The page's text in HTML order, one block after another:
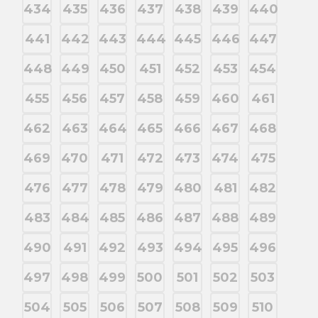
434 435 436 437 438 439
440
441
442 443 444 445 446
447
448
449 450 451 452 453
454
455
456 457 458 459 460
461
462
463 464 465 466 467
468
469
470 471 472 473 474
475
476
477 478 479 480 481
482
483
484 485 486 487 488
489
490
491 492 493 494 495
496
497
498 499 500 501 502
503
504
505 506 507 508 509 510